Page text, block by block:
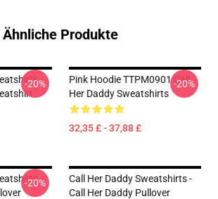
Ähnliche Produkte
-
-20%
Pink Hoodie TTPM0901 Call
Her Daddy Sweatshirts
32,35 £ - 37,88 £
-20%
-
-20%
Call Her Daddy Sweatshirts -
Call Her Daddy Pullover